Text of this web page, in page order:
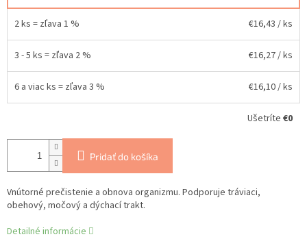
2 ks = zľava 1 % €16,43 / ks
3 - 5 ks = zľava 2 % €16,27/ ks
6 a viac ks = zľava 3 % €16,10/ ks
Ušetríte €0
Pridať do košíka
Vnútorné prečistenie a obnova organizmu. Podporuje tráviaci,
obehový, močový a dýchací trakt.
Detailné informácie